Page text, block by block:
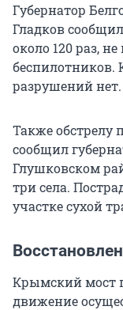
Губернатор
Гладков
около 120 раз,
беспилотников.
разрушений нет.
Также обстрелу
сообщил
Глушковском
три села.
участке сухой
Крымский мост
движение